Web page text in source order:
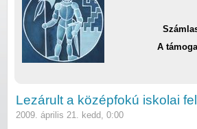
A
Lezárult a középfokú iskolai
2009. április 21. kedd, 0:00